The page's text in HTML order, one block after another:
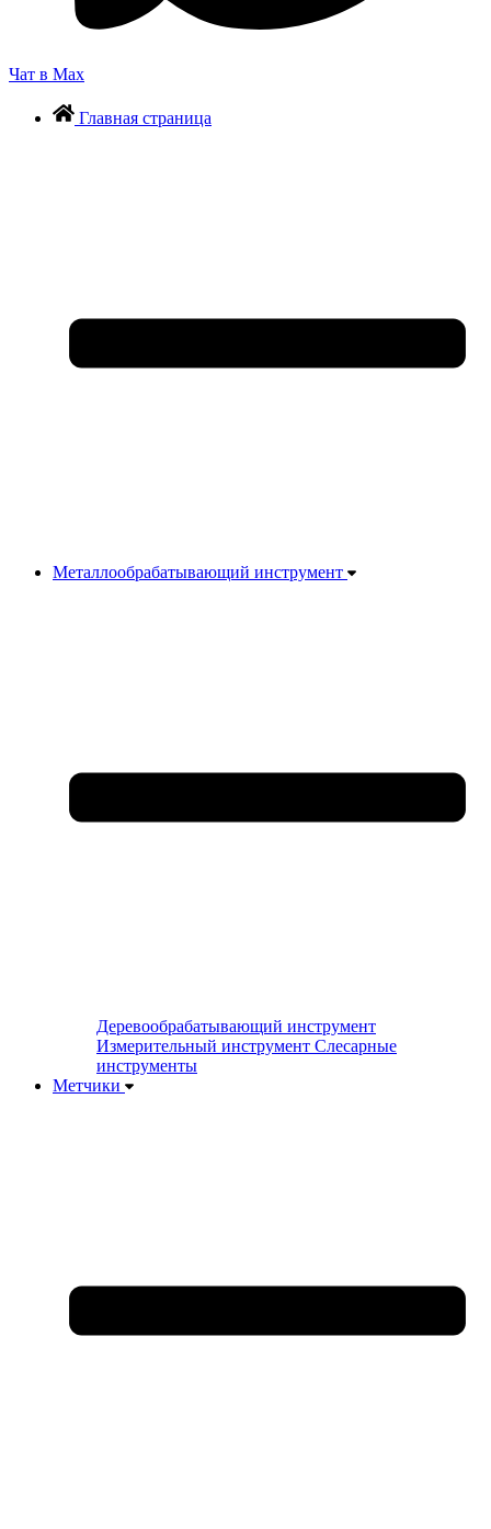
Чат в Max
Главная страница
Металлообрабатывающий инструмент
Деревообрабатывающий инструмент
Измерительный инструмент Слесарные
инструменты
Метчики